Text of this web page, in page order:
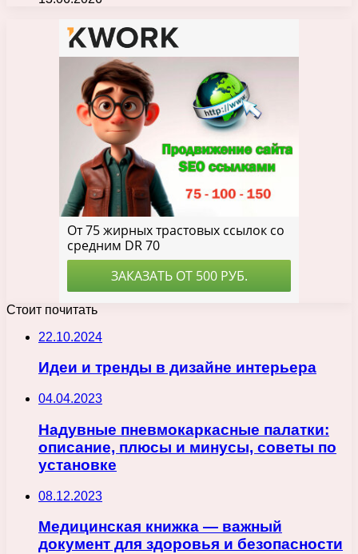
Стоит почитать
22.10.2024
Идеи и тренды в дизайне интерьера
04.04.2023
Надувные пневмокаркасные палатки:
описание, плюсы и минусы, советы по
установке
08.12.2023
Медицинская книжка — важный
документ для здоровья и безопасности